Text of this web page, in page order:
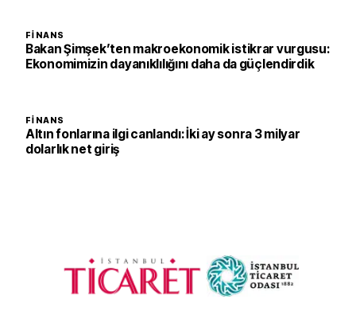
FINANS
Bakan Şimşek’ten makroekonomik istikrar vurgusu:
Ekonomimizin dayanıklılığını daha da güçlendirdik
FINANS
Altın fonlarına ilgi canlandı: İki ay sonra 3 milyar
dolarlık net giriş